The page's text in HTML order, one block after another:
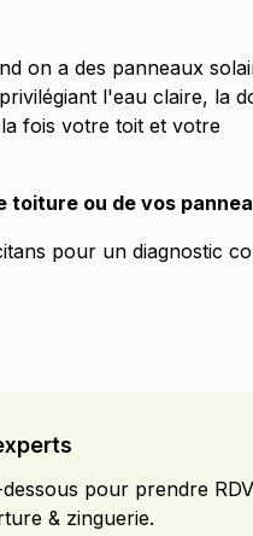
on a des panneaux
l'eau claire, la
fois votre toit et votre
ou de vos
pour un diagnostic
pour prendre
& zinguerie.